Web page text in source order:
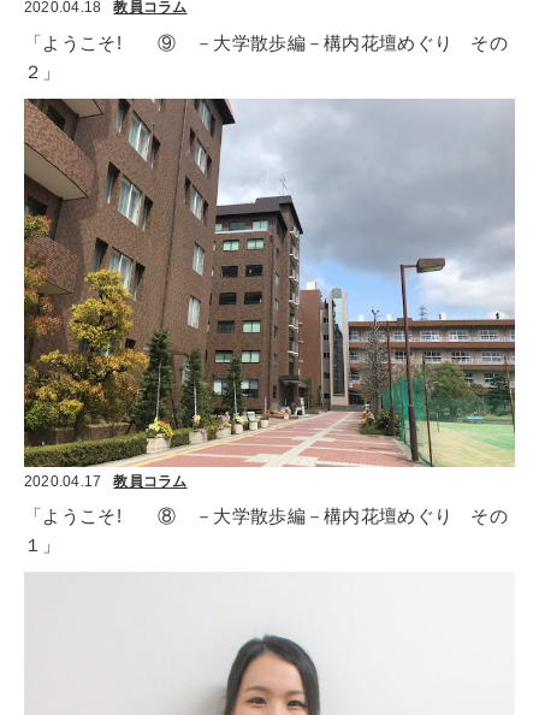
2020.04.18 教員コラム
「ようこそ!　　⑨　－大学散歩編－構内花壇めぐり　その
２」
2020.04.17 教員コラム
「ようこそ!　　⑧　－大学散歩編－構内花壇めぐり　その
１」